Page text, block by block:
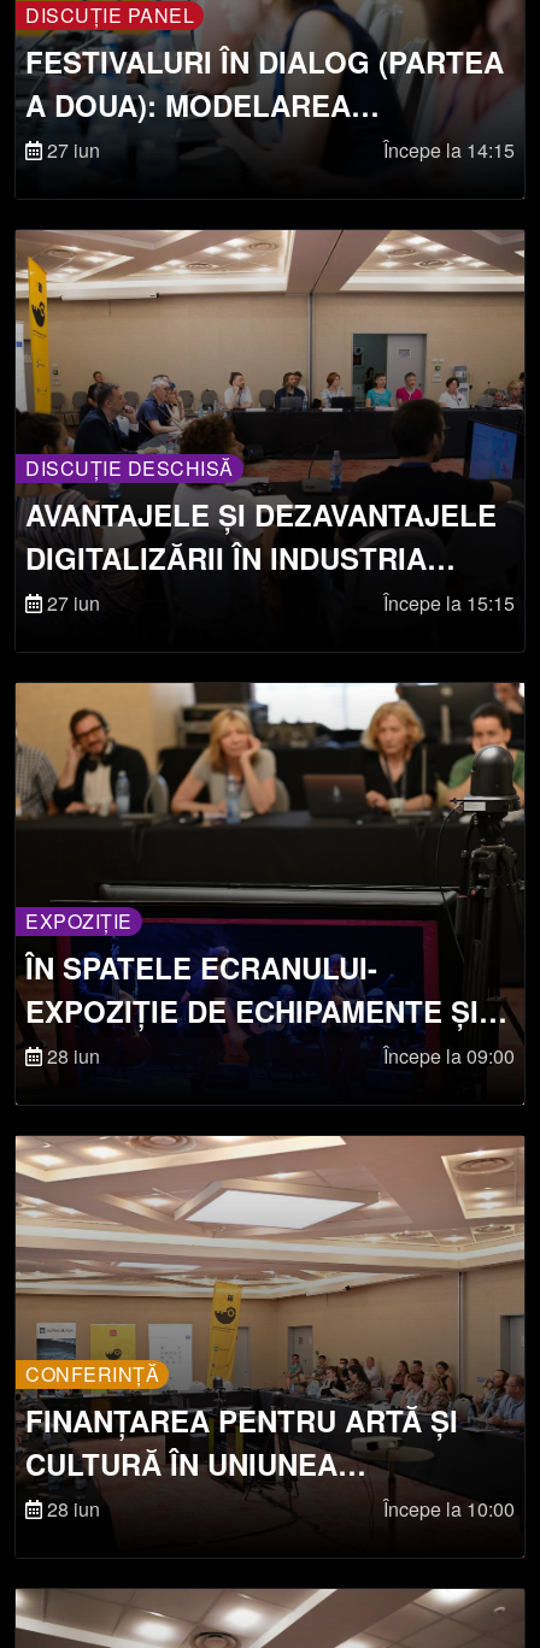
DISCUȚIE PANEL
FESTIVALURI ÎN DIALOG (PARTEA
A DOUA): MODELAREA
SOCIETĂȚILOR PRIN
ÎMPĂRTĂȘIREA ARTEI
27 iun Începe la 14:15
DISCUȚIE DESCHISĂ
AVANTAJELE ȘI DEZAVANTAJELE
DIGITALIZĂRII ÎN INDUSTRIA
ARTELOR SPECTACOLULUI
27 iun Începe la 15:15
EXPOZIȚIE
ÎN SPATELE ECRANULUI-
EXPOZIȚIE DE ECHIPAMENTE ȘI
TEHNOLOGII DIN CULISE
28 iun Începe la 09:00
CONFERINȚĂ
FINANȚAREA PENTRU ARTĂ ȘI
CULTURĂ ÎN UNIUNEA
EUROPEANĂ
28 iun Începe la 10:00